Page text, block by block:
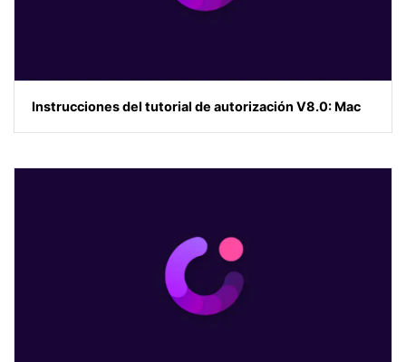
Instrucciones del tutorial de autorización V8.0: Mac